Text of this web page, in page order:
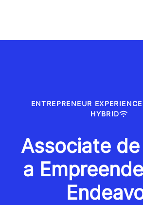
ENTREPRENEUR EXPERIENCE
HYBRID
Associate
a